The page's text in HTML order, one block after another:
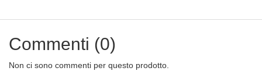
Commenti (0)
Non ci sono commenti per questo prodotto.